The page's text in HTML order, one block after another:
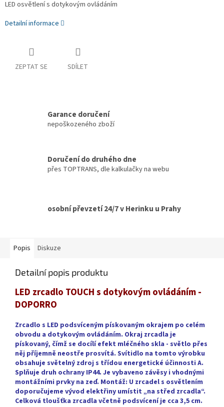
LED osvětlení s dotykovým ovládáním
Detailní informace
ZEPTAT SE SDÍLET
Garance doručení
nepoškozeného zboží
Doručení do druhého dne
přes TOPTRANS, dle kalkulačky na webu
osobní převzetí 24/7 v Herinku u Prahy
Popis Diskuze
Detailní popis produktu
LED zrcadlo TOUCH s dotykovým ovládáním -
DOPORRO
Zrcadlo s LED podsvíceným pískovaným okrajem po celém
obvodu a dotykovým ovládáním. Okraj zrcadla je
pískovaný, čímž se docílí efekt mléčného skla - světlo přes
něj příjemně neostře prosvítá. Svítidlo na tomto výrobku
obsahuje světelný zdroj s třídou energetické účinnosti A.
Splňuje druh ochrany IP44. Je vybaveno závěsy i vhodnými
montážními prvky na zeď. Montáž: U zrcadel s osvětlením
doporučujeme vývod elektřiny umístit „na střed zrcadla“.
Celková tloušťka zrcadla včetně podsvícení je cca 3,5 cm.